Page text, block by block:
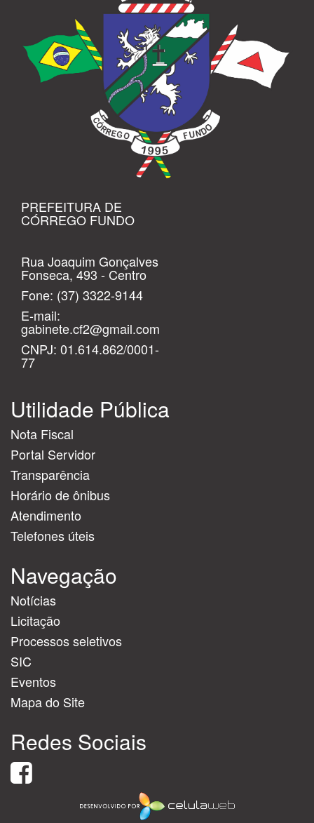
PREFEITURA DE
CÓRREGO FUNDO
Rua Joaquim Gonçalves
Fonseca, 493 - Centro
Fone: (37) 3322-9144
E-mail:
gabinete.cf2@gmail.com
CNPJ: 01.614.862/0001-
77
Utilidade Pública
Nota Fiscal
Portal Servidor
Transparência
Horário de ônibus
Atendimento
Telefones úteis
Navegação
Notícias
Licitação
Processos seletivos
SIC
Eventos
Mapa do Site
Redes Sociais